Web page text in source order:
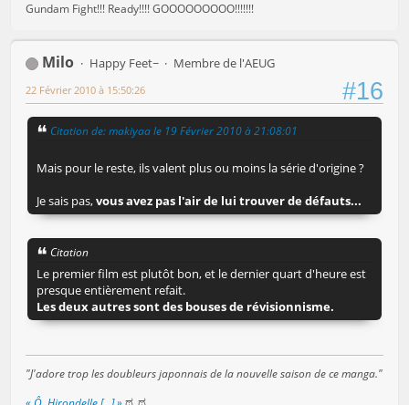
Gundam Fight!!! Ready!!!! GOOOOOOOOO!!!!!!!
Milo Happy Feet~ Membre de l'AEUG
#16
22 Février 2010 à 15:50:26
Citation de: makiyaa le 19 Février 2010 à 21:08:01
Mais pour le reste, ils valent plus ou moins la série d'origine ?
Je sais pas,vous avez pas l'air de lui trouver de défauts...
Citation
Le premier film est plutôt bon, et le dernier quart d'heure est
presque entièrement refait.
Les deux autres sont des bouses de révisionnisme.
"J'adore trop les doubleurs japonnais de la nouvelle saison de ce manga."